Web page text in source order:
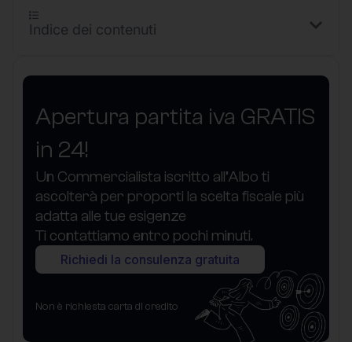
Apertura partita iva GRATIS
in 24!
Un Commercialista iscritto all’Albo ti
ascolterà per proporti la scelta fiscale più
adatta alle tue esigenze
Ti contattiamo entro pochi minuti.
Richiedi la consulenza gratuita
Non è richiesta carta di credito
Indice dei contenuti